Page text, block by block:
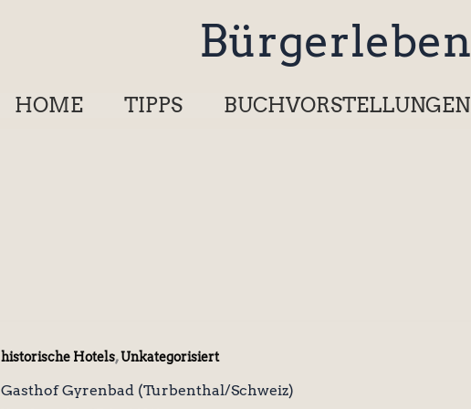
Bürgerleben
HOME TIPPS BUCHVORSTELLUNGEN
historische Hotels,Unkategorisiert
Gasthof Gyrenbad (Turbenthal/Schweiz)